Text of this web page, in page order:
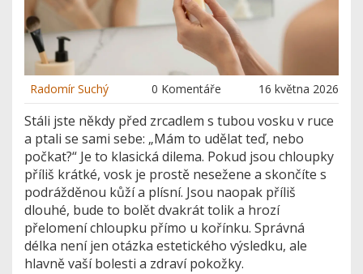
Radomír Suchý 0 Komentáře 16 května 2026
Stáli jste někdy před zrcadlem s tubou vosku v ruce
a ptali se sami sebe: „Mám to udělat teď, nebo
počkat?“ Je to klasická dilema. Pokud jsou chloupky
příliš krátké, vosk je prostě nesežene a skončíte s
podrážděnou kůží a plísní. Jsou naopak příliš
dlouhé, bude to bolět dvakrát tolik a hrozí
přelomení chloupku přímo u kořínku. Správná
délka není jen otázka estetického výsledku, ale
hlavně vaší bolesti a zdraví pokožky.